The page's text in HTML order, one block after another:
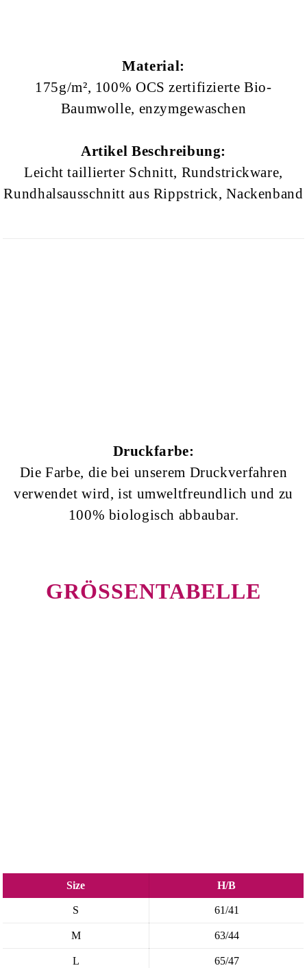
Material:
175g/m², 100% OCS zertifizierte Bio-
Baumwolle, enzymgewaschen
Artikel Beschreibung:
Leicht taillierter Schnitt, Rundstrickware,
Rundhalsausschnitt aus Rippstrick, Nackenband
Druckfarbe:
Die Farbe, die bei unserem Druckverfahren
verwendet wird, ist umweltfreundlich und zu
100% biologisch abbaubar.
GRÖSSENTABELLE
Size H/B
S 61/41
M 63/44
L 65/47